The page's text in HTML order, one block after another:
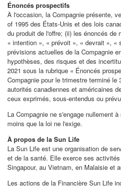
Énoncés prospectifs
À l'occasion, la Compagnie présente,
of 1995 des États-Unis et des lois
du produit de l'offre; (ii) les énoncés
« intention », « prévoit », « devrait »,
prévisions actuelles de la Compagnie
hypothèses, des risques et des
2021 sous la rubrique « Énoncés
Compagnie pour le trimestre terminé
autorités canadiennes et américaines
ceux exprimés, sous-entendus ou
La Compagnie ne s'engage nullement
moins que la loi ne l'exige.
À propos de la Sun Life
La Sun Life est une organisation de
et de la santé. Elle exerce ses
Singapour, au Vietnam, en Malaisie et
Les actions de la Financière Sun Life